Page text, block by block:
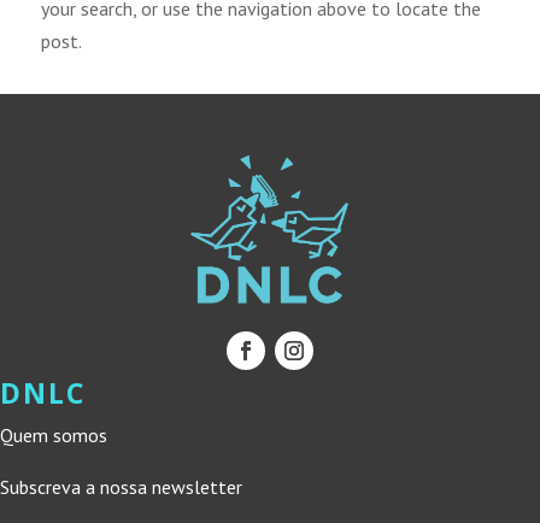
your search, or use the navigation above to locate the
post.
DNLC
Quem somos
Subscreva a nossa newsletter